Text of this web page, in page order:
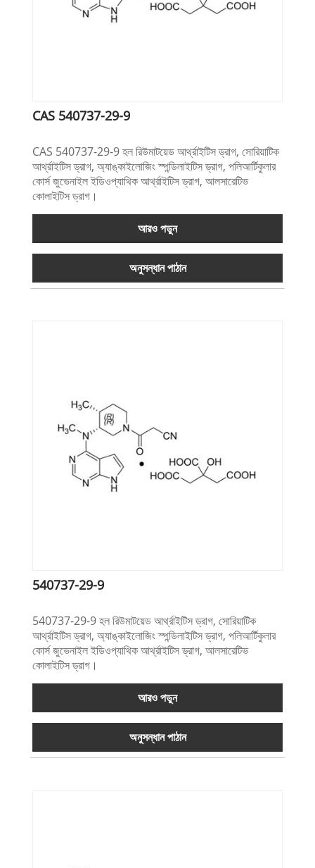
CAS 540737-29-9
CAS 540737-29-9 হল রিউমাটয়েড আর্থ্রাইটিস ড্রাগ, সোরিয়াটিক
আর্থ্রাইটিস ড্রাগ, অ্যাঙ্কাইলোজিং স্পন্ডিলাইটিস ড্রাগ, পলিআর্টিকুলার
কোর্স জুভেনাইল ইডিওপ্যাথিক আর্থ্রাইটিস ড্রাগ, আলসারেটিভ
কোলাইটিস ড্রাগ।
আরও পড়ুন
অনুসন্ধান পাঠান
540737-29-9
540737-29-9 হল রিউমাটয়েড আর্থ্রাইটিস ড্রাগ, সোরিয়াটিক
আর্থ্রাইটিস ড্রাগ, অ্যাঙ্কাইলোজিং স্পন্ডিলাইটিস ড্রাগ, পলিআর্টিকুলার
কোর্স জুভেনাইল ইডিওপ্যাথিক আর্থ্রাইটিস ড্রাগ, আলসারেটিভ
কোলাইটিস ড্রাগ।
আরও পড়ুন
অনুসন্ধান পাঠান